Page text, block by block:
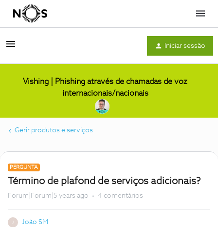
Menu
Iniciar sessão
Vishing | Phishing através de chamadas de voz
internacionais/nacionais
Gerir produtos e serviços
PERGUNTA
Término de plafond de serviços adicionais?
Forum|Forum|5 years ago 4 comentários
João SM